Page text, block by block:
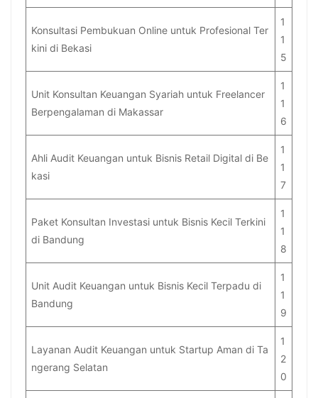
Konsultasi Pembukuan Online untuk Profesional Ter
kini di Bekasi
1
1
5
Unit Konsultan Keuangan Syariah untuk Freelancer
Berpengalaman di Makassar
1
1
6
Ahli Audit Keuangan untuk Bisnis Retail Digital di Be
kasi
1
1
7
Paket Konsultan Investasi untuk Bisnis Kecil Terkini
di Bandung
1
1
8
Unit Audit Keuangan untuk Bisnis Kecil Terpadu di
Bandung
1
1
9
Layanan Audit Keuangan untuk Startup Aman di Ta
ngerang Selatan
1
2
0